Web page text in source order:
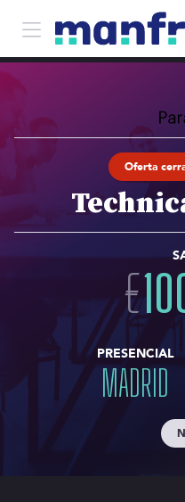
Oferta
€
PRESENCIAL
MADRID